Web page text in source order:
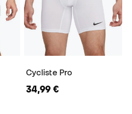
Cycliste Pro
34,99 €